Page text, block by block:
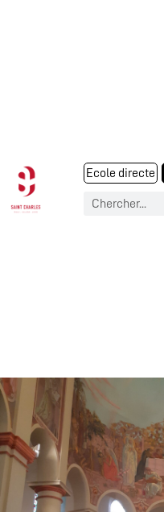
Ecole directe